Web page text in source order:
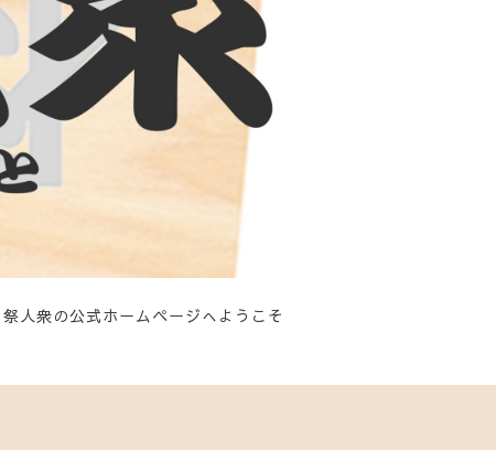
祭人衆の公式ホームページへようこそ